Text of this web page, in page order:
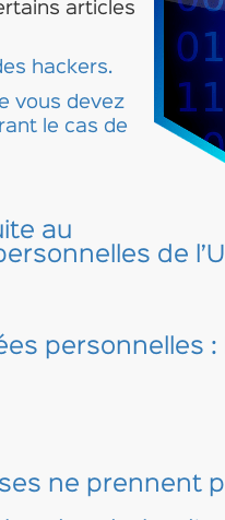
articles
hackers.
vous devez
le cas de
au
de
personnelles :
ne prennent